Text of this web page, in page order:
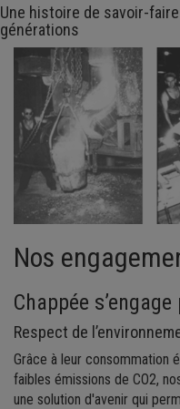
Une histoire de savoir-
générations
Nos
Chappée
Respect de
Grâce à leur consommation
faibles émissions de CO2,
une solution d'avenir qui